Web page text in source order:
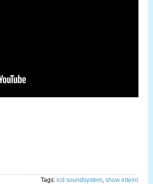
Tags: lcd soundsystem, show inteiro